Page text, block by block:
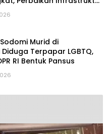
Juah
Murid di
Terpapar LGBTQ,
RI Bentuk Pansus